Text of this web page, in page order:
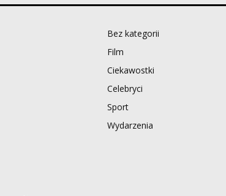
Bez kategorii
Film
Ciekawostki
Celebryci
Sport
Wydarzenia